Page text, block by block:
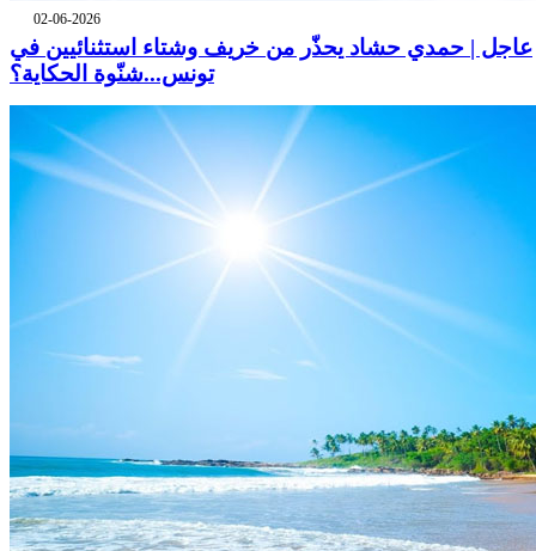
02-06-2026
عاجل | حمدي حشاد يحذّر من خريف وشتاء استثنائيين في
تونس...شنّوة الحكاية؟